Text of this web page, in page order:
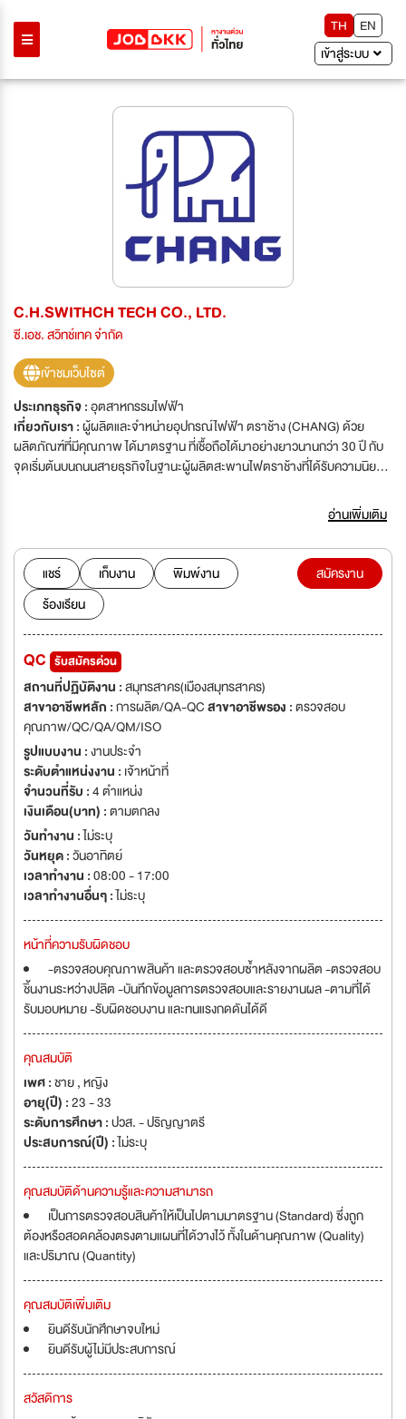
TH
EN
เข้าสู่ระบบ
C.H.SWITHCH TECH CO., LTD.
ซี.เอช. สวิทช์เทค จำกัด
เข้าชมเว็บไซต์
ประเภทธุรกิจ :อุตสาหกรรมไฟฟ้า
เกี่ยวกับเรา :ผู้ผลิตและจำหน่ายอุปกรณ์ไฟฟ้า ตราช้าง (CHANG) ด้วย
ผลิตภัณฑ์ที่มีคุณภาพ ได้มาตรฐาน ที่เชื้อถือได้มาอย่างยาวนานกว่า 30 ปี กับ
จุดเริ่มต้นบนถนนสายธุรกิจในฐานะผู้ผลิตสะพานไฟตราช้างที่ได้รับความนิยม
ประสิทธิภาพในการใช้งาน ภายใต้โรงงานผลิตที่มีความพร้อมในทุกๆด้าน ทั้ง
วัตถุดิบ เครื่องมือ เทคโนโลยีในการผลิต และบุคคลากรควบคุมการผลิตที่มีความ
เชี่ยวชาญ จึงถือเป็นก้าวสำคัญที่ทำให้ผลิตภัณฑ์ภายใต้ชื่อ CHANG (ช้าง) ได้
รับความไว้วางใจเสมอมา และเป็นความภาคภูมิใจในฐานะ ผลิตภัณฑ์คุณภาพ
ของคนไทย สู่ตลาดสากล
อ่านเพิ่มเติม
แชร์ เก็บงาน
พิมพ์งาน
ร้องเรียน
สมัครงาน
QC รับสมัครด่วน
สถานที่ปฏิบัติงาน :สมุทรสาคร(เมืองสมุทรสาคร)
สาขาอาชีพหลัก :การผลิต/QA-QCสาขาอาชีพรอง :ตรวจสอบ
คุณภาพ/QC/QA/QM/ISO
รูปแบบงาน :งานประจำ
ระดับตำแหน่งงาน : เจ้าหน้าที่
จำนวนที่รับ :4 ตำแหน่ง
เงินเดือน(บาท) :ตามตกลง
วันทำงาน :ไม่ระบุ
วันหยุด :วันอาทิตย์
เวลาทำงาน :08:00 - 17:00
เวลาทำงานอื่นๆ :ไม่ระบุ
หน้าที่ความรับผิดชอบ
-ตรวจสอบคุณภาพสินค้า และตรวจสอบซ้ำหลังจากผลิต -ตรวจสอบ
ชิ้นงานระหว่างปลิต -บันทึกข้อมูลการตรวจสอบและรายงานผล -ตามที่ได้
รับมอบหมาย -รับผิดชอบงาน และทนแรงกดดันได้ดี
คุณสมบัติ
เพศ :ชาย , หญิง
อายุ(ปี) :23 - 33
ระดับการศึกษา :ปวส. - ปริญญาตรี
ประสบการณ์(ปี) :ไม่ระบุ
คุณสมบัติด้านความรู้และความสามารถ
เป็นการตรวจสอบสินค้าให้เป็นไปตามมาตรฐาน (Standard) ซึ่งถูก
ต้องหรือสอดคล้องตรงตามแผนที่ได้วางไว้ ทั้งในด้านคุณภาพ (Quality)
และปริมาณ (Quantity)
คุณสมบัติเพิ่มเติม
ยินดีรับนักศึกษาจบใหม่
ยินดีรับผู้ไม่มีประสบการณ์
สวัสดิการ